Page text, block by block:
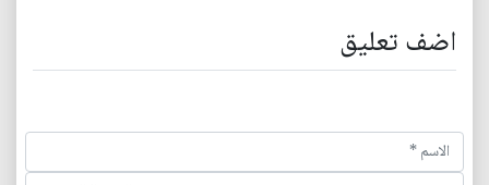
اضف تعليق